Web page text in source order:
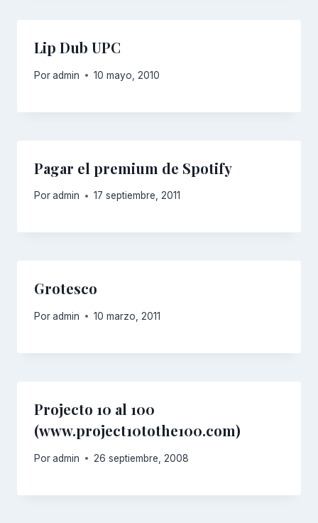
Lip Dub UPC
Poradmin 10 mayo, 2010
Pagar el premium de Spotify
Poradmin 17 septiembre, 2011
Grotesco
Poradmin 10 marzo, 2011
Projecto 10 al 100
(www.project10tothe100.com)
Poradmin 26 septiembre, 2008